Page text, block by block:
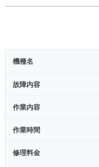
機種名
故障内容
作業内容
作業時間
修理料金